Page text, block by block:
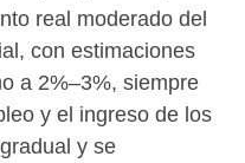
real moderado del
con estimaciones
a 2%–3%, siempre
y el ingreso de los
y se